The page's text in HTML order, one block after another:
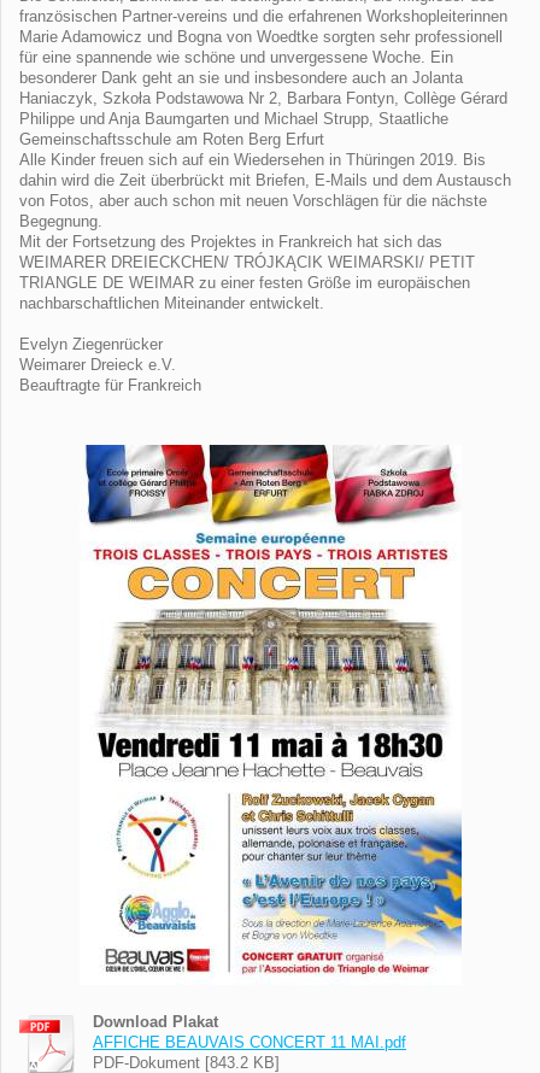
französischen Partner-vereins und die erfahrenen Workshopleiterinnen
Marie Adamowicz und Bogna von Woedtke sorgten sehr professionell
für eine spannende wie schöne und unvergessene Woche. Ein
besonderer Dank geht an sie und insbesondere auch an Jolanta
Haniaczyk, Szkoła Podstawowa Nr 2, Barbara Fontyn, Collège Gérard
Philippe und Anja Baumgarten und Michael Strupp, Staatliche
Gemeinschaftsschule am Roten Berg Erfurt
Alle Kinder freuen sich auf ein Wiedersehen in Thüringen 2019. Bis
dahin wird die Zeit überbrückt mit Briefen, E-Mails und dem Austausch
von Fotos, aber auch schon mit neuen Vorschlägen für die nächste
Begegnung.
Mit der Fortsetzung des Projektes in Frankreich hat sich das
WEIMARER DREIECKCHEN/ TRÓJKĄCIK WEIMARSKI/ PETIT
TRIANGLE DE WEIMAR zu einer festen Größe im europäischen
nachbarschaftlichen Miteinander entwickelt.
Evelyn Ziegenrücker
Weimarer Dreieck e.V.
Beauftragte für Frankreich
Download Plakat
AFFICHE BEAUVAIS CONCERT 11 MAI.pdf
PDF-Dokument [843.2 KB]